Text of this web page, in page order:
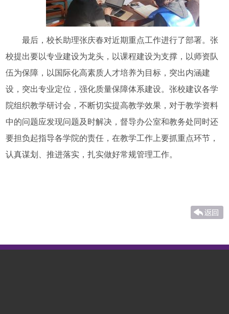
最后，校长助理张庆春对近期重点工作进行了部署。张
校提出要以专业建设为龙头，以课程建设为支撑，以师资队
伍为保障，以国际化高素质人才培养为目标，突出内涵建
设，突出专业定位，强化质量保障体系建设。张校建议各学
院组织教学研讨会，不断切实提高教学效果，对于教学资料
中的问题应发现问题及时解决，督导办公室和教务处同时还
要担负起指导各学院的责任，在教学工作上要抓重点环节，
认真谋划、推进落实，扎实做好常规管理工作。